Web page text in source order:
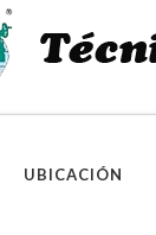
UBICACIÓN